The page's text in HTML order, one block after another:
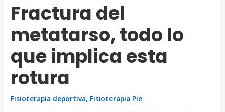
Fractura del
metatarso, todo lo
que implica esta
rotura
Fisioterapia deportiva, Fisioterapia Pie